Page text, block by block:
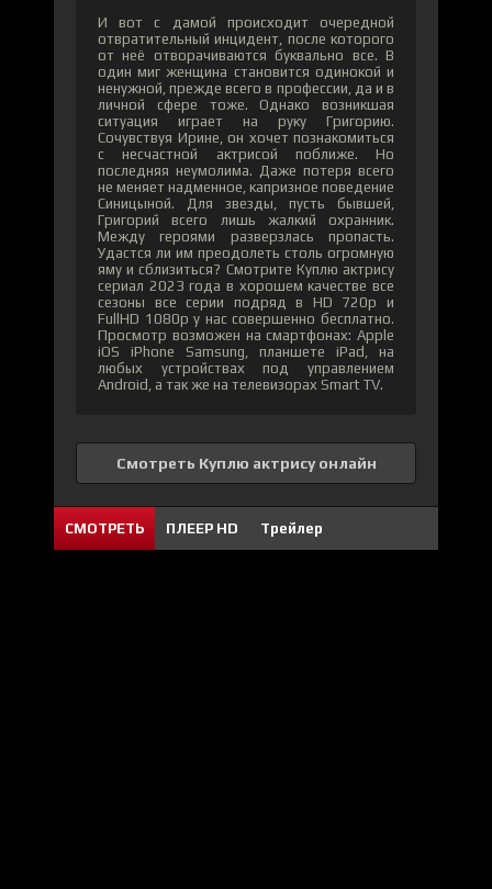
И вот с дамой происходит очередной
отвратительный инцидент, после которого
от неё отворачиваются буквально все. В
один миг женщина становится одинокой и
ненужной, прежде всего в профессии, да и в
личной сфере тоже. Однако возникшая
ситуация играет на руку Григорию.
Сочувствуя Ирине, он хочет познакомиться
с несчастной актрисой поближе. Но
последняя неумолима. Даже потеря всего
не меняет надменное, капризное поведение
Синицыной. Для звезды, пусть бывшей,
Григорий всего лишь жалкий охранник.
Между героями разверзлась пропасть.
Удастся ли им преодолеть столь огромную
яму и сблизиться? Смотрите Куплю актрису
сериал 2023 года в хорошем качестве все
сезоны все серии подряд в HD 720p и
FullHD 1080p у нас совершенно бесплатно.
Просмотр возможен на смартфонах: Apple
iOS iPhone Samsung, планшете iPad, на
любых устройствах под управлением
Android, а так же на телевизорах Smart TV.
Смотреть Куплю актрису онлайн
СМОТРЕТЬ ПЛЕЕР HD Трейлер